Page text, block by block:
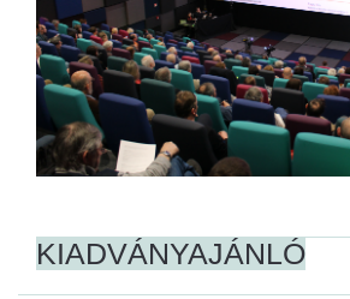
KIADVÁNYAJÁNLÓ